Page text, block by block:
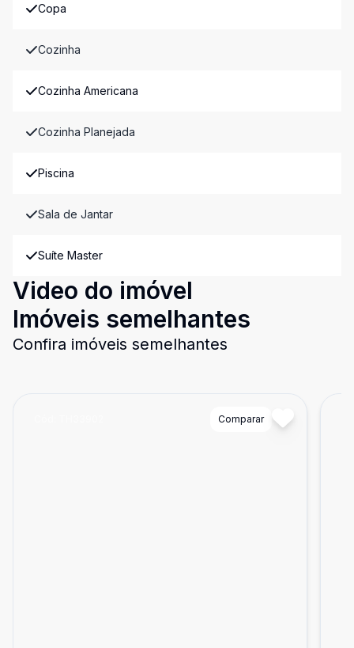
Copa
Cozinha
Cozinha Americana
Cozinha Planejada
Piscina
Sala de Jantar
Suíte Master
Video do imóvel
Imóveis semelhantes
Confira imóveis semelhantes
Comparar